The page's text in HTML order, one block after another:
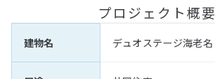
プロジェクト概要
建物名 デュオステージ海老名